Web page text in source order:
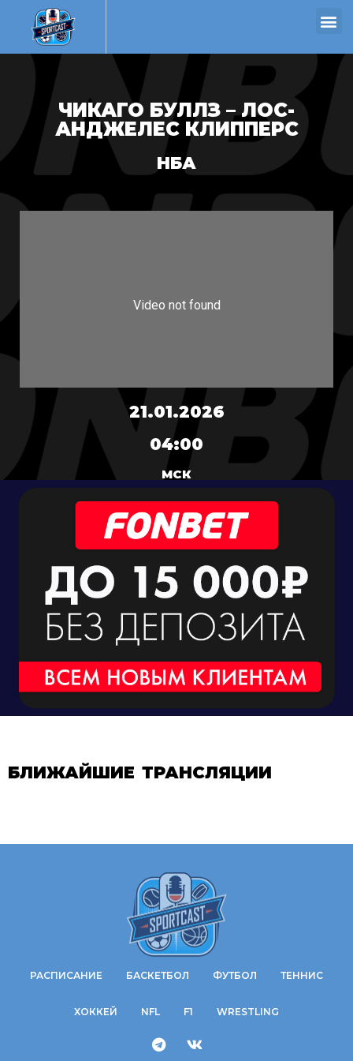
ЧИКАГО БУЛЛЗ – ЛОС-
АНДЖЕЛЕС КЛИППЕРС
НБА
21.01.2026
04:00
МСК
БЛИЖАЙШИЕ ТРАНСЛЯЦИИ
РАСПИСАНИЕ БАСКЕТБОЛ ФУТБОЛ ТЕННИС
ХОККЕЙ NFL F1 WRESTLING